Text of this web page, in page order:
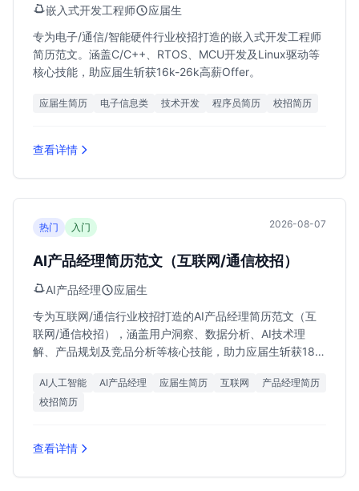
嵌入式开发工程师
应届生
专为电子/通信/智能硬件行业校招打造的嵌入式开发工程师
简历范文。涵盖C/C++、RTOS、MCU开发及Linux驱动等
核心技能，助应届生斩获16k-26k高薪Offer。
应届生简历 电子信息类 技术开发 程序员简历 校招简历
查看详情
热门 入门 2026-08-07
AI产品经理简历范文（互联网/通信校招）
AI产品经理
应届生
专为互联网/通信行业校招打造的AI产品经理简历范文（互
联网/通信校招），涵盖用户洞察、数据分析、AI技术理
解、产品规划及竞品分析等核心技能，助力应届生斩获18k-
AI人工智能 AI产品经理 应届生简历 互联网
产品经理简历
校招简历
查看详情